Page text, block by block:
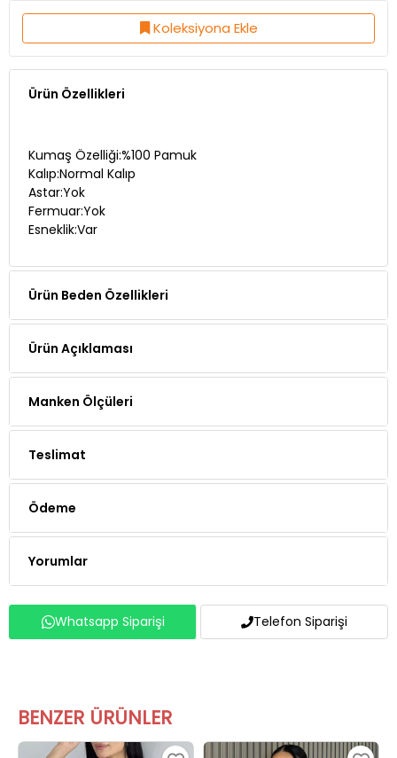
Koleksiyona Ekle
Ürün Özellikleri
Kumaş Özelliği:%100 Pamuk
Kalıp:Normal Kalıp
Astar:Yok
Fermuar:Yok
Esneklik:Var
Ürün Beden Özellikleri
Ürün Açıklaması
Manken Ölçüleri
Teslimat
Ödeme
Yorumlar
Whatsapp Siparişi Telefon Siparişi
BENZER ÜRÜNLER